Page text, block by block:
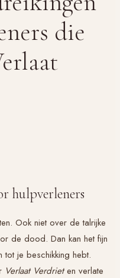
die
hulpverleners
Ook niet over de talrijke
de dood. Dan kan het fijn
tot je beschikking hebt.
Verlaat Verdrieten verlate